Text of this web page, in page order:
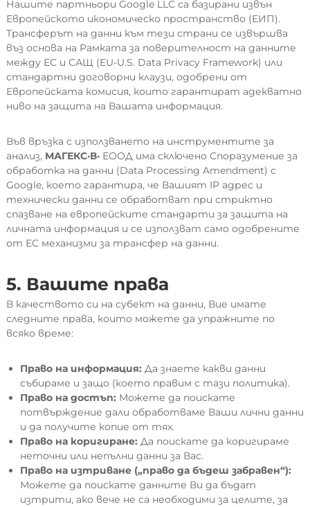
Нашите партньори Google LLC са базирани извън
Европейското икономическо пространство (ЕИП).
Трансферът на данни към тези страни се извършва
въз основа на Рамката за поверителност на данните
между ЕС и САЩ (EU-U.S. Data Privacy Framework) или
стандартни договорни клаузи, одобрени от
Европейската комисия, които гарантират адекватно
ниво на защита на Вашата информация.
Във връзка с използването на инструментите за
анализ, МАГЕКС·В·ЕООД има сключено Споразумение за
обработка на данни (Data Processing Amendment) с
Google, което гарантира, че Вашият IP адрес и
технически данни се обработват при стриктно
спазване на европейските стандарти за защита на
личната информация и се използват само одобрените
от ЕС механизми за трансфер на данни.
5. Вашите права
В качеството си на субект на данни, Вие имате
следните права, които можете да упражните по
всяко време:
Право на информация: Да знаете какви данни
събираме и защо (което правим с тази политика).
Право на достъп: Можете да поискате
потвърждение дали обработваме Ваши лични данни
и да получите копие от тях.
Право на коригиране: Да поискате да коригираме
неточни или непълни данни за Вас.
Право на изтриване („право да бъдеш забравен“):
Можете да поискате данните Ви да бъдат
изтрити, ако вече не са необходими за целите, за